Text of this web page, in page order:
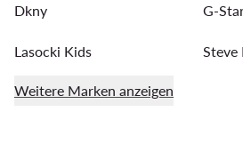
Dkny G-
Lasocki Kids Steve
Weitere Marken anzeigen